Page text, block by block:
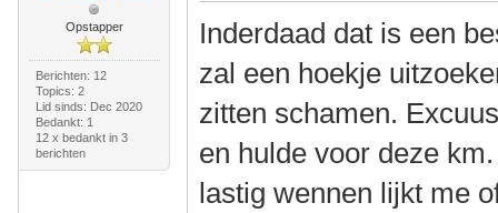
Opstapper
Berichten: 12
Topics: 2
Lid sinds: Dec 2020
Bedankt: 1
12 x bedankt in 3
berichten
Inderdaad dat is een
zal een hoekje
zitten schamen.
en hulde voor deze
lastig wennen lijkt me